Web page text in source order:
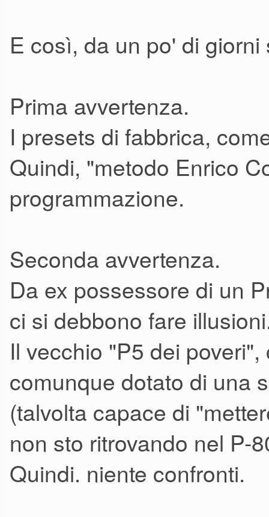
E così, da un po' di
Prima avvertenza.
I presets di fabbrica,
Quindi, "metodo Enrico
programmazione.
Seconda avvertenza.
Da ex possessore di un
ci si debbono fare
Il vecchio "P5 dei
comunque dotato di una
(talvolta capace di
non sto ritrovando nel P-
Quindi. niente confronti.